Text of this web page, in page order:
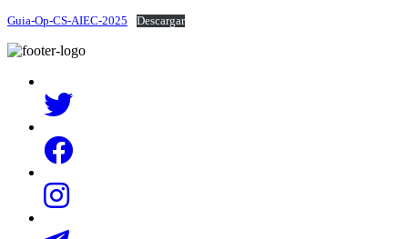
Guia-Op-CS-AIEC-2025 Descargar